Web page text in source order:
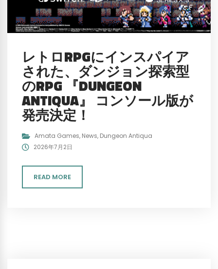
レトロRPGにインスパイア
された、ダンジョン探索型
のRPG 『DUNGEON
ANTIQUA』 コンソール版が
発売決定！
Amata Games, News, Dungeon Antiqua
2026年7月2日
READ MORE